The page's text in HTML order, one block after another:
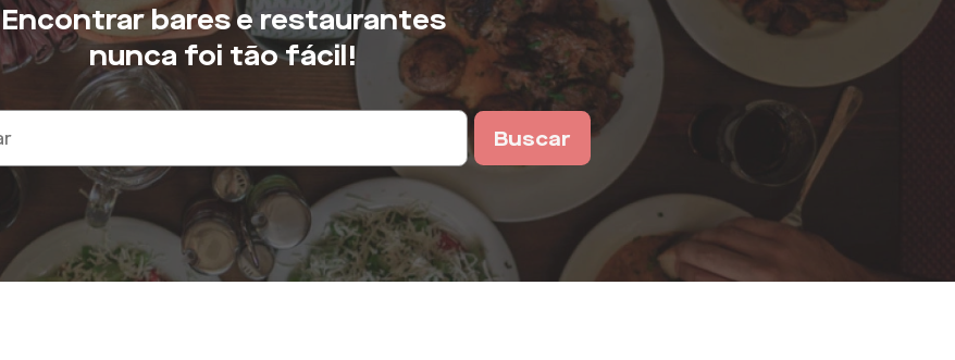
Encontrar bares e restaurantes
nunca foi tão fácil!
Buscar